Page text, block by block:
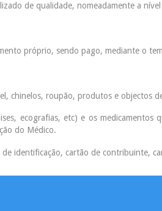
de qualidade, nomeadamente a
próprio, sendo pago, mediante o
chinelos, roupão, produtos e objectos
ecografias, etc) e os
do Médico.
identificação, cartão de contribuinte,